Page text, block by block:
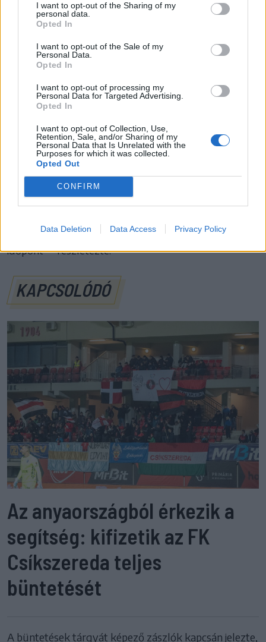
I want to opt-out of the Sharing of my
personal data.
Opted In
I want to opt-out of the Sale of my
Personal Data.
Opted In
I want to opt-out of processing my
Personal Data for Targeted Advertising.
Opted In
I want to opt-out of Collection, Use,
Retention, Sale, and/or Sharing of my
Personal Data that Is Unrelated with the
Purposes for which it was collected.
Opted Out
CONFIRM
Data Deletion Data Access Privacy Policy
eddig 103 906,35 lejre bírságolt meg
minket, amióta az első osztályban
szereplünk. Azokat az összegeket, ahol
nem volt jogunk fellebbezni, ki kellett
fizessük, az e fölöttieket pedig
megfellebbeztük, és várjuk, mi lesz”.
A csendőrség által nyáron kiszabott büntetésekről
elmondta, hogy egyiket sem fizették ki, az ügyek
bírósági szakaszban vannak. „Két törvényszéki
tárgyalás zajlik a fellebbezésünk nyomán, mindkettő
a Bukaresti Rapid elleni incidensekhez kötődik.
Csíkszeredai Bíróságon, a későbbi ügyben még nincs
időpont” – részletezte.
KAPCSOLÓDÓ
Az anyaországból érkezik a
segítség: kifizetik az FK
Csíkszereda teljes
büntetését
A büntetések tárgyát képező zászlók kapcsán jelezte,